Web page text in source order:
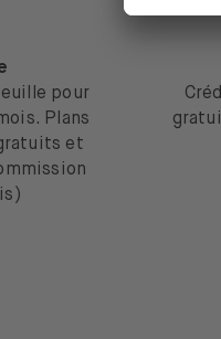
pour
Plans
et